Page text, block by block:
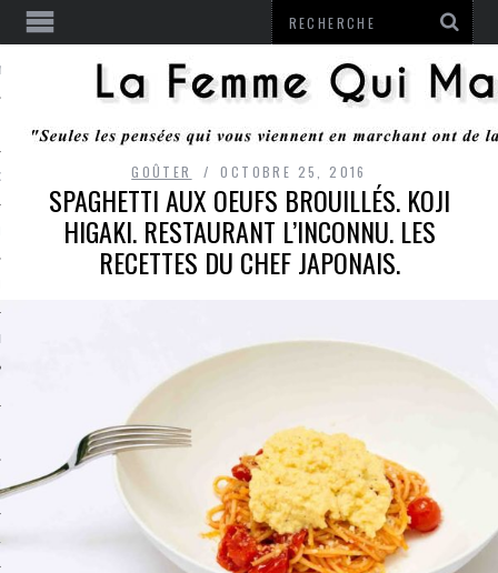
RESTER
MONROZIER
ARCACHON
GOÛTER OCTOBRE 25, 2016
SPAGHETTI AUX OEUFS BROUILLÉS. KOJI
HIGAKI. RESTAURANT L’INCONNU. LES
RECETTES DU CHEF JAPONAIS.